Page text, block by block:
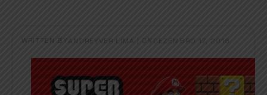
WRITTEN BYANDREYVER LIMA ON DEZEMBRO 17, 2016